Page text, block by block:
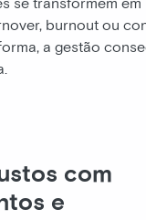
burnout ou
a gestão
com
e